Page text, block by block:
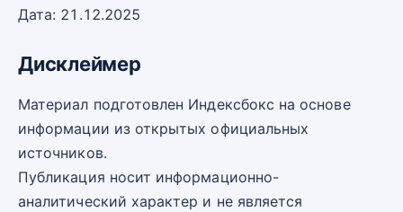
Дата: 21.12.2025
Дисклеймер
Материал подготовлен Индексбокс на основе
информации из открытых официальных
источников.
Публикация носит информационно-
аналитический характер и не является